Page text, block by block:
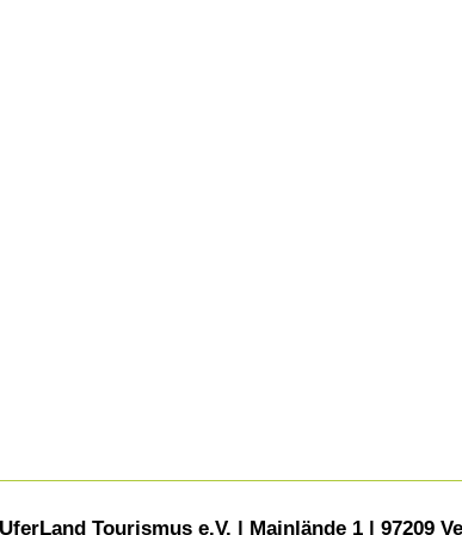
Tourismus e.V. | Mainlände 1 | 97209